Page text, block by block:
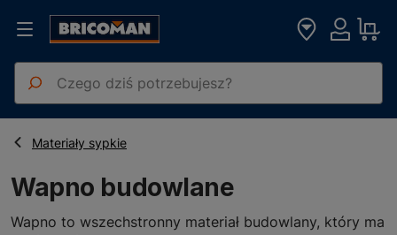
Strona główna
Materiały Budowlane
Materiały sypkie
Wapno budowlane
Wapno budowlane
Wapno to wszechstronny materiał budowlany, który ma